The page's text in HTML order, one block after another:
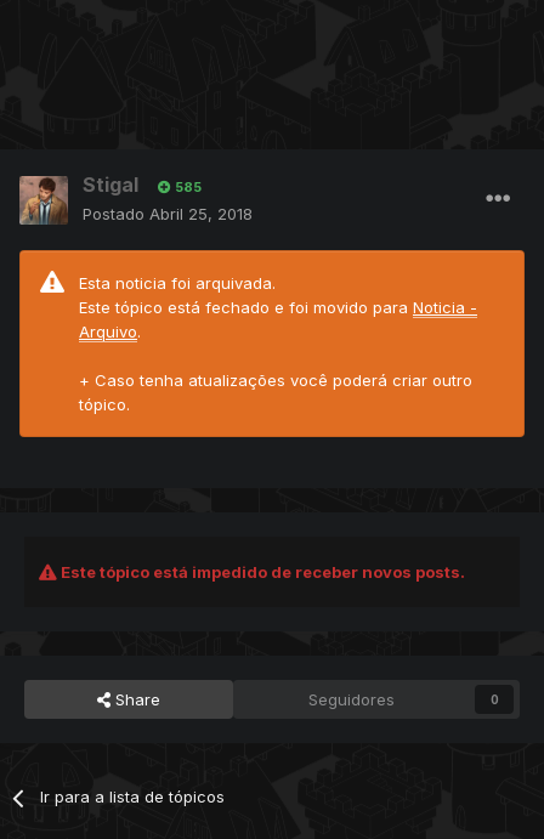
Stigal 585
Postado Abril 25, 2018
Esta noticia foi arquivada.
Este tópico está fechado e foi movido para Noticia -
Arquivo.
+ Caso tenha atualizações você poderá criar outro
tópico.
Este tópico está impedido de receber novos posts.
Share Seguidores 0
Ir para a lista de tópicos